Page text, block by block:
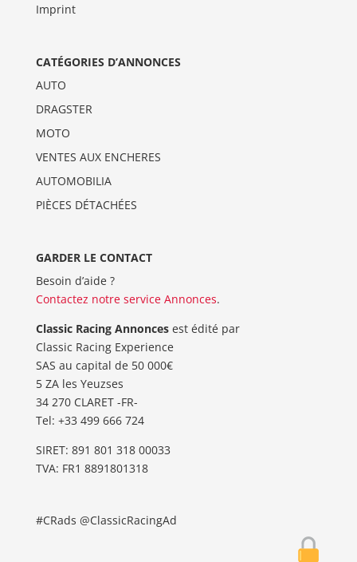
Imprint
CATÉGORIES D’ANNONCES
AUTO
DRAGSTER
MOTO
VENTES AUX ENCHERES
AUTOMOBILIA
PIÈCES DÉTACHÉES
GARDER LE CONTACT
Besoin d’aide ?
Contactez notre service Annonces.
Classic Racing Annoncesest édité par
Classic Racing Experience
SAS au capital de 50 000€
5 ZA les Yeuzses
34 270 CLARET -FR-
Tel: ‭+33 499 666 724‬
SIRET: 891 801 318 00033
TVA: FR1 8891801318
#CRads @ClassicRacingAd